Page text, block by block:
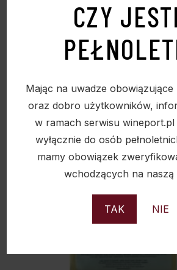
CZY
Mając na uwadze
oraz dobro użytkowników,
w ramach serwisu wineport.pl
wyłącznie do osób
mamy obowiązek
wchodzących na naszą
TAK NIE